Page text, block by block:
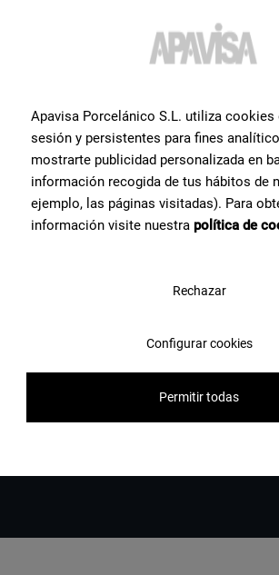
einem Produkt??
bei allem, was Sie für Ihr Projekt benötigen.
Kontaktieren Sie uns
Apavisa Porcelánico S.L. utiliza cookies
sesión y persistentes para fines
mostrarte publicidad personalizada en
información recogida de tus hábitos de
ejemplo, las páginas visitadas). Para
información visite nuestra política de
Rechazar
Configurar cookies
Permitir todas